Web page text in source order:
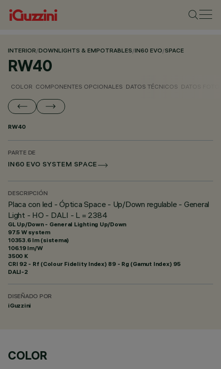
INTERIOR/DOWNLIGHTS & EMPOTRABLES/IN60 EVO/SPACE
RW40
COLOR COMPONENTES OPCIONALES DATOS TÉCNICOS DATOS
RW40
PARTE DE
IN60 EVO SYSTEM SPACE
DESCRIPCIÓN
Placa con led - Óptica Space - Up/Down regulable - General
Light - HO - DALI - L = 2384
GL Up/Down - General Lighting Up/Down
97.5 W system
10353.6 lm (sistema)
106.19 lm/W
3500 K
CRI 92 - Rf (Colour Fidelity Index) 89 - Rg (Gamut Index) 95
DALI-2
DISEÑADO POR
iGuzzini
COLOR